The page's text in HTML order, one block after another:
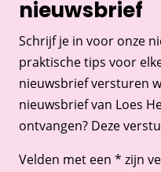
nieuwsbrief
Schrijf je in voor onze
praktische tips voor
nieuwsbrief versturen
nieuwsbrief van Loes
ontvangen? Deze
Velden met een * zijn